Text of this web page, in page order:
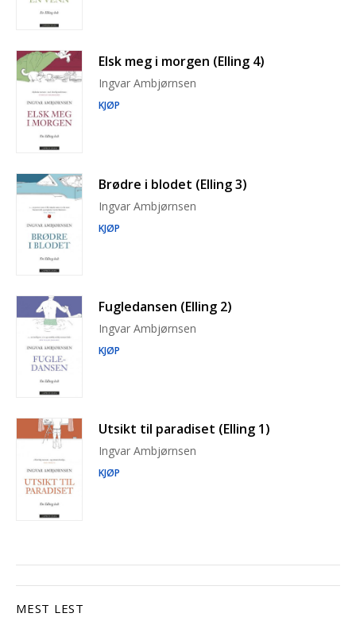
Elsk meg i morgen (Elling 4)
Ingvar Ambjørnsen
KJØP
Brødre i blodet (Elling 3)
Ingvar Ambjørnsen
KJØP
Fugledansen (Elling 2)
Ingvar Ambjørnsen
KJØP
Utsikt til paradiset (Elling 1)
Ingvar Ambjørnsen
KJØP
MEST LEST